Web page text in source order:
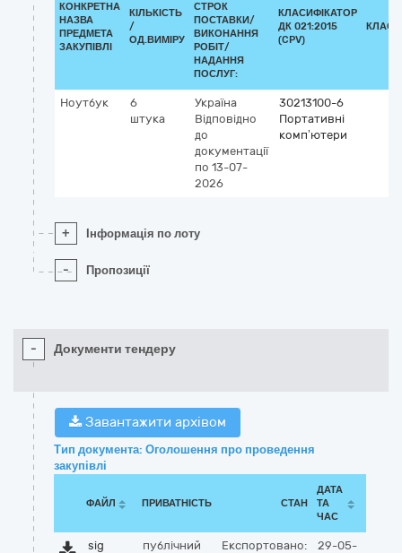
КОНКРЕТНА
НАЗВА
ПРЕДМЕТА
ЗАКУПІВЛІ
КІЛЬКІСТЬ
/
ОД.ВИМІРУ
СТРОК
ПОСТАВКИ/
ВИКОНАННЯ
РОБІТ/
НАДАННЯ
ПОСЛУГ:
КЛАСИФІКАТОР
ДК 021:2015
(CPV)
Ноутбук
6
штука
Україна
Відповідно
до
документації
по 13-07-
2026
30213100-6
Портативні
комп’ютери
+ Інформація по лоту
- Пропозиції
- Документи тендеру
Завантажити архівом
Тип документа: Оголошення про проведення
закупівлі
ФАЙЛ ПРИВАТНІСТЬ СТАН
ДАТА
ТА
ЧАС
sig
публічний Експортовано:
29-05-